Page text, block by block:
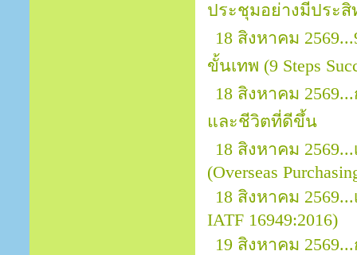
ประชุมอย่างมีประ
18 สิงหาคม
ขั้นเทพ (9 Steps
18 สิงหาคม
และชีวิตที่ดีขึ้น
18 สิงหาคม
(Overseas
18 สิงหาคม
IATF 16949:2016)
19 สิงหาคม